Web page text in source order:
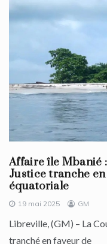
Affaire île Mbanié
Justice tranche
équatoriale
19 mai 2025 GM
Libreville, (GM) – La
tranché en faveur de